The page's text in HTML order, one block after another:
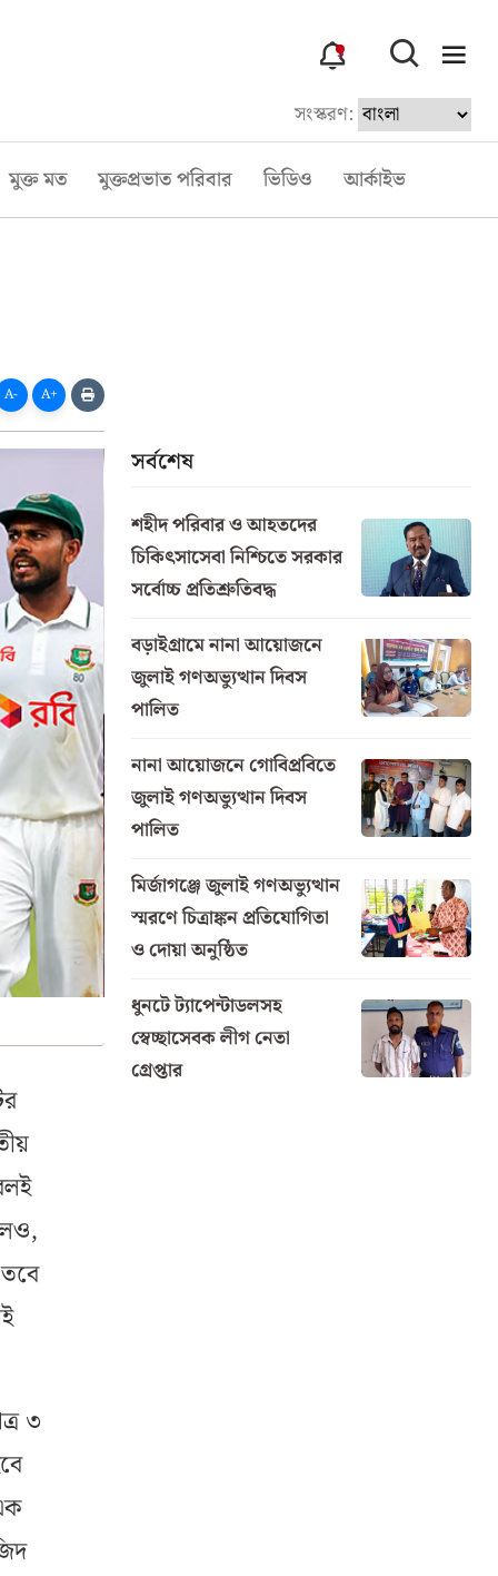
3
সংস্করণ:
মুক্ত মত মুক্তপ্রভাত পরিবার ভিডিও আর্কাইভ
A- A+
৩
সর্বশেষ
শহীদ পরিবার ও আহতদের
চিকিৎসাসেবা নিশ্চিতে সরকার
সর্বোচ্চ প্রতিশ্রুতিবদ্ধ
বড়াইগ্রামে নানা আয়োজনে
জুলাই গণঅভ্যুত্থান দিবস
পালিত
নানা আয়োজনে গোবিপ্রবিতে
জুলাই গণঅভ্যুত্থান দিবস
পালিত
মির্জাগঞ্জে জুলাই গণঅভ্যুত্থান
স্মরণে চিত্রাঙ্কন প্রতিযোগিতা
ও দোয়া অনুষ্ঠিত
ধুনটে ট্যাপেন্টাডলসহ
স্বেচ্ছাসেবক লীগ নেতা
গ্রেপ্তার